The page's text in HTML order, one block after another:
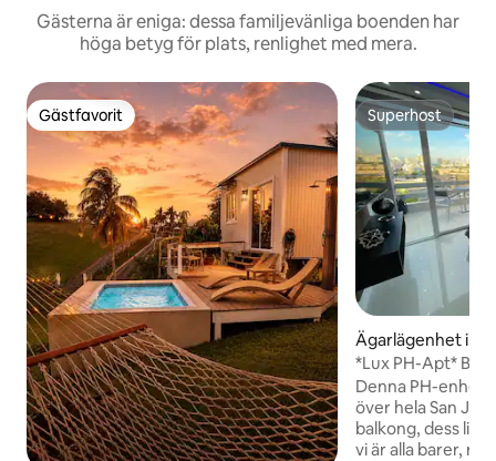
Gästerna är eniga: dessa familjevänliga boenden har
höga betyg för plats, renlighet med mera.
Gästfavorit
Gästfavorit Superhost
Superhost
Ägarlägenhet i
*Lux PH-Apt*
tvättmaskin/
dygnet runt
Denna PH-enhet
över hela San
balkong, dess
vi är alla barer,